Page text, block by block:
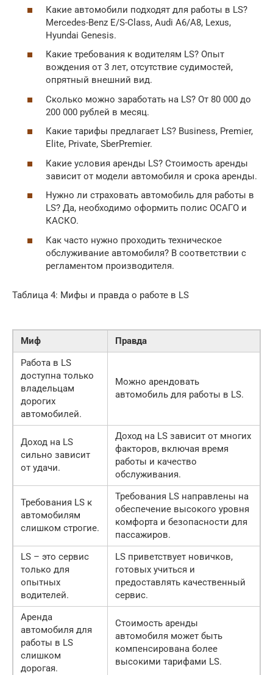
Какие автомобили подходят для работы в LS?
Mercedes-Benz E/S-Class, Audi A6/A8, Lexus,
Hyundai Genesis.
Какие требования к водителям LS? Опыт
вождения от 3 лет, отсутствие судимостей,
опрятный внешний вид.
Сколько можно заработать на LS? От 80 000 до
200 000 рублей в месяц.
Какие тарифы предлагает LS? Business, Premier,
Elite, Private, SberPremier.
Какие условия аренды LS? Стоимость аренды
зависит от модели автомобиля и срока аренды.
Нужно ли страховать автомобиль для работы в
LS? Да, необходимо оформить полис ОСАГО и
КАСКО.
Как часто нужно проходить техническое
обслуживание автомобиля? В соответствии с
регламентом производителя.
Таблица 4: Мифы и правда о работе в LS
Миф
Правда
Работа в LS
доступна только
владельцам
дорогих
автомобилей.
Можно арендовать
автомобиль для работы в LS.
Доход на LS
сильно зависит
от удачи.
Доход на LS зависит от многих
факторов, включая время
работы и качество
обслуживания.
Требования LS к
автомобилям
слишком строгие.
Требования LS направлены на
обеспечение высокого уровня
комфорта и безопасности для
пассажиров.
LS – это сервис
только для
опытных
водителей.
LS приветствует новичков,
готовых учиться и
предоставлять качественный
сервис.
Аренда
автомобиля для
работы в LS
слишком
дорогая.
Стоимость аренды
автомобиля может быть
компенсирована более
высокими тарифами LS.